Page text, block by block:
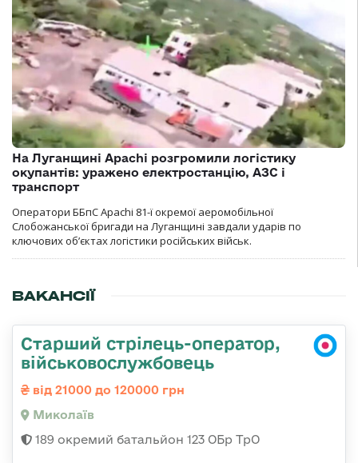
На Луганщині Apachi розгромили логістику
окупантів: уражено електростанцію, АЗС і
транспорт
Оператори ББпС Apachi 81-ї окремої аеромобільної
Слобожанської бригади на Луганщині завдали ударів по
ключових об’єктах логістики російських військ.
ВАКАНСІЇ
Старший стрілець-оператор,
військовослужбовець
від 21000 до 120000 грн
Миколаїв
189 окремий батальйон 123 ОБр ТрО